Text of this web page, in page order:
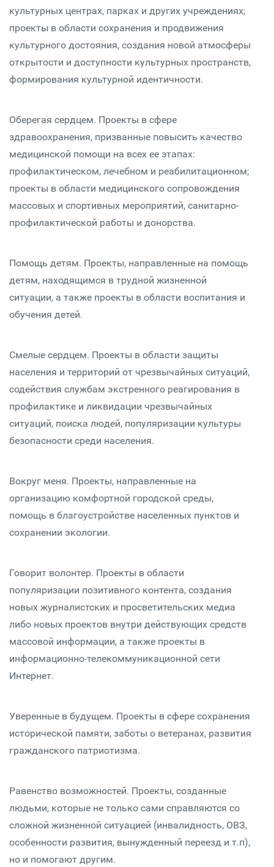
культурных центрах, парках и других учреждениях;
проекты в области сохранения и продвижения
культурного достояния, создания новой атмосферы
открытости и доступности культурных пространств,
формирования культурной идентичности.
Оберегая сердцем. Проекты в сфере
здравоохранения, призванные повысить качество
медицинской помощи на всех ее этапах:
профилактическом, лечебном и реабилитационном;
проекты в области медицинского сопровождения
массовых и спортивных мероприятий, санитарно-
профилактической работы и донорства.
Помощь детям. Проекты, направленные на помощь
детям, находящимся в трудной жизненной
ситуации, а также проекты в области воспитания и
обучения детей.
Смелые сердцем. Проекты в области защиты
населения и территорий от чрезвычайных ситуаций,
содействия службам экстренного реагирования в
профилактике и ликвидации чрезвычайных
ситуаций, поиска людей, популяризации культуры
безопасности среди населения.
Вокруг меня. Проекты, направленные на
организацию комфортной городской среды,
помощь в благоустройстве населенных пунктов и
сохранении экологии.
Говорит волонтер. Проекты в области
популяризации позитивного контента, создания
новых журналистских и просветительских медиа
либо новых проектов внутри действующих средств
массовой информации, а также проекты в
информационно-телекоммуникационной сети
Интернет.
Уверенные в будущем. Проекты в сфере сохранения
исторической памяти, заботы о ветеранах, развития
гражданского патриотизма.
Равенство возможностей. Проекты, созданные
людьми, которые не только сами справляются со
сложной жизненной ситуацией (инвалидность, ОВЗ,
особенности развития, вынужденный переезд и т.п),
но и помогают другим.